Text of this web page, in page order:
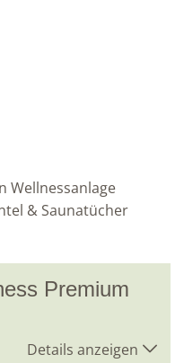
Wellnessanlage
& Saunatücher
Premium
Details anzeigen